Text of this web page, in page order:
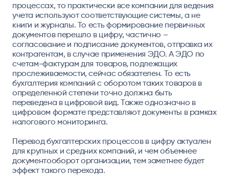
процессах, то практически все компании для ведения
учета используют соответствующие системы, а не
книги и журналы. То есть формирование первичных
документов перешло в цифру, частично –
согласование и подписание документов, отправка их
контрагентам, в случае применения ЭДО. А ЭДО по
счетам-фактурам для товаров, подлежащих
прослеживаемости, сейчас обязателен. То есть
бухгалтерия компаний с оборотом таких товаров в
определенной степени точно должна быть
переведена в цифровой вид. Также однозначно в
цифровом формате представляют документы в рамках
налогового мониторинга.
Перевод бухгалтерских процессов в цифру актуален
для крупных и средних компаний, и чем объемнее
документооборот организации, тем заметнее будет
эффект такого перехода.